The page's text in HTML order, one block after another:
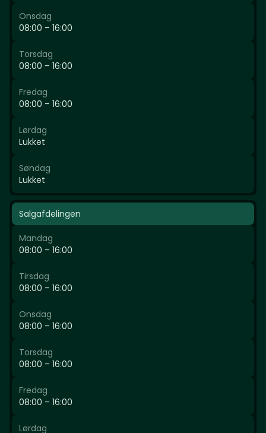
Onsdag
08:00 – 16:00
Torsdag
08:00 – 16:00
Fredag
08:00 – 16:00
Lørdag
Lukket
Søndag
Lukket
Salgafdelingen
Mandag
08:00 – 16:00
Tirsdag
08:00 – 16:00
Onsdag
08:00 – 16:00
Torsdag
08:00 – 16:00
Fredag
08:00 – 16:00
Lørdag